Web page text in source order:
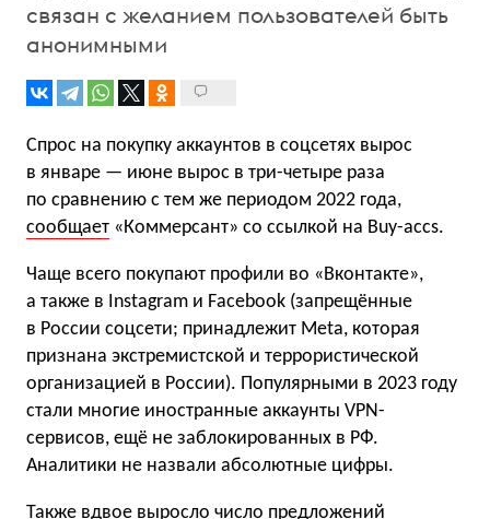
связан с желанием пользователей быть
анонимными
Спрос на покупку аккаунтов в соцсетях вырос
в январе — июне вырос в три-четыре раза
по сравнению с тем же периодом 2022 года,
сообщает «Коммерсант» со ссылкой на Buy-accs.
Чаще всего покупают профили во «Вконтакте»,
а также в Instagram и Facebook (запрещённые
в России соцсети; принадлежит Meta, которая
признана экстремистской и террористической
организацией в России). Популярными в 2023 году
стали многие иностранные аккаунты VPN-
сервисов, ещё не заблокированных в РФ.
Аналитики не назвали абсолютные цифры.
Также вдвое выросло число предложений